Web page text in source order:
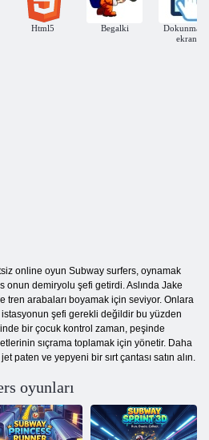
Html5 Begalki
Dokunmatik
ekran
online oyun Subway surfers, oynamak
onun demiryolu şefi getirdi. Aslında Jake
tren arabaları boyamak için seviyor. Onlara
şefi gerekli değildir bu yüzden
bir çocuk kontrol zaman, peşinde
sıçrama toplamak için yönetir. Daha
paten ve yepyeni bir sırt çantası satın alın.
oyunları